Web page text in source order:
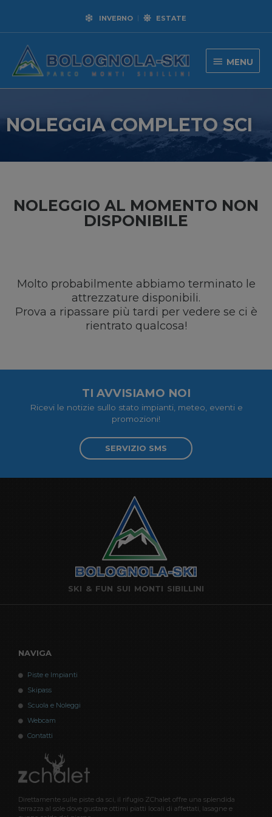
INVERNO ESTATE
MENU
NOLEGGIA COMPLETO SCI
NOLEGGIO AL MOMENTO NON
DISPONIBILE
Molto probabilmente abbiamo terminato le
attrezzature disponibili.
Prova a ripassare più tardi per vedere se ci è
rientrato qualcosa!
TI AVVISIAMO NOI
Ricevi le notizie sullo stato impianti, meteo, eventi e
promozioni!
SERVIZIO SMS
SKI & FUN SUI MONTI SIBILLINI
NAVIGA
Piste e Impianti
Skipass
Scuola e Noleggi
Webcam
Contatti
Direttamente sulle piste da sci, il rifugio ZChalet offre una splendida
terrazza al sole dove gustare ottimi piatti locali di affettati, lasagne e